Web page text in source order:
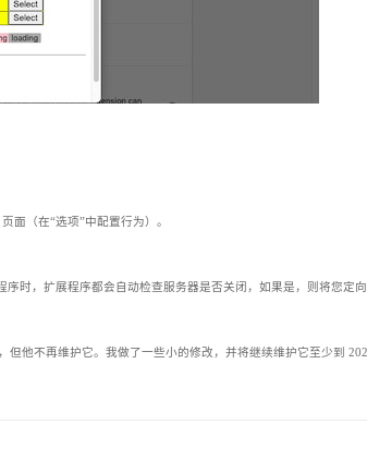
面（在“选项”中配置行为）。
序时，扩展程序都会自动检查服务器是否关闭，如果是，则将您定
他不再维护它。我做了一些小的修改，并将继续维护它至少到